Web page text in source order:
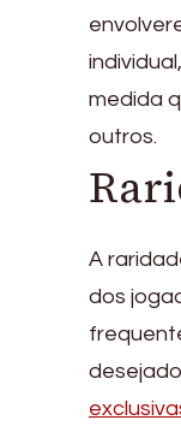
medida
outros.
A
dos